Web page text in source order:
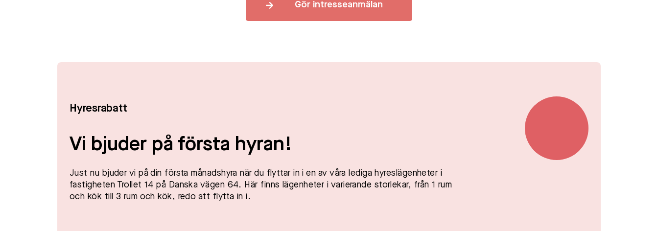
Gör intresseanmälan
Hyresrabatt
Vi bjuder på första hyran!
Just nu bjuder vi på din första månadshyra när du flyttar in i en av våra lediga hyreslägenheter i
fastigheten Trollet 14 på Danska vägen 64. Här finns lägenheter i varierande storlekar, från 1 rum
och kök till 3 rum och kök, redo att flytta in i.